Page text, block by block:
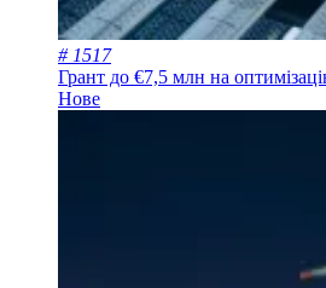
# 1517
Грант до €7,5 млн на
Нове